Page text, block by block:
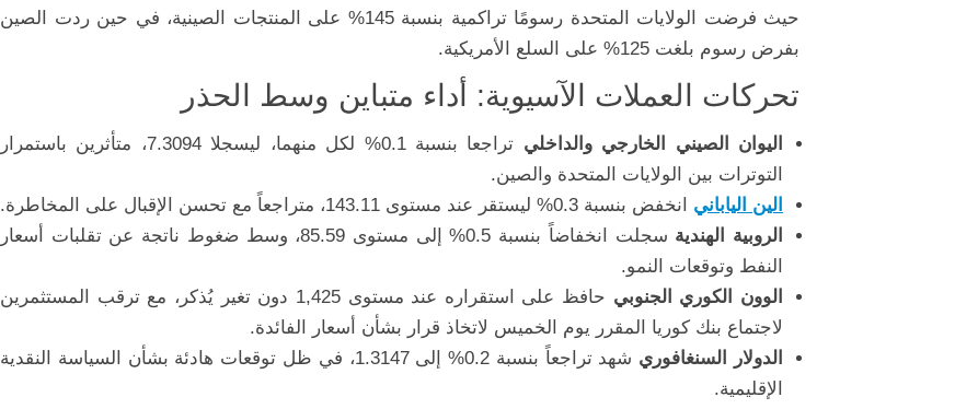
حيث فرضت الولايات المتحدة رسومًا تراكمية بنسبة 145% على المنتجات الصينية، في حين ردت الصين
بفرض رسوم بلغت 125% على السلع الأمريكية.
تحركات العملات الآسيوية: أداء متباين وسط الحذر
اليوان الصيني الخارجي والداخلي
تراجعا بنسبة 0.1% لكل منهما، ليسجلا 7.3094، متأثرين باستمرار
التوترات بين الولايات المتحدة والصين.
الين الياباني انخفض بنسبة 0.3% ليستقر عند مستوى 143.11، متراجعاً مع تحسن الإقبال على المخاطرة.
الروبية الهندية
سجلت انخفاضاً بنسبة 0.5% إلى مستوى 85.59، وسط ضغوط ناتجة عن تقلبات أسعار
النفط وتوقعات النمو.
الوون الكوري الجنوبي
حافظ على استقراره عند مستوى 1,425 دون تغير يُذكر، مع ترقب المستثمرين
لاجتماع بنك كوريا المقرر يوم الخميس لاتخاذ قرار بشأن أسعار الفائدة.
الدولار السنغافوري
شهد تراجعاً بنسبة 0.2% إلى 1.3147، في ظل توقعات هادئة بشأن السياسة النقدية
الإقليمية.